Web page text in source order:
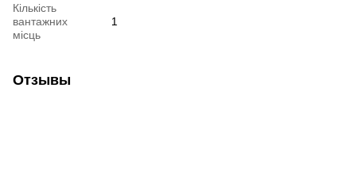
Кількість
вантажних
місць
1
Отзывы